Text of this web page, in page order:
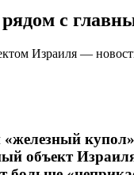
с
объект